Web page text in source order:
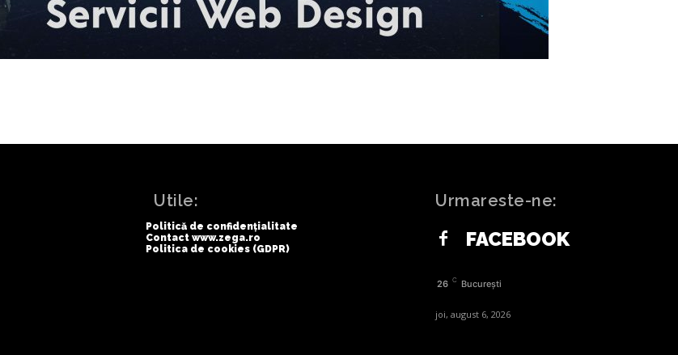
Utile:
Politică de confidențialitate
Contact www.zega.ro
Politica de cookies (GDPR)
Urmareste-ne:
FACEBOOK
26 C București
joi, august 6, 2026